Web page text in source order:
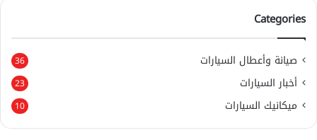
Categories
صيانة وأعطال السيارات 36
أخبار السيارات 23
ميكانيك السيارات 10